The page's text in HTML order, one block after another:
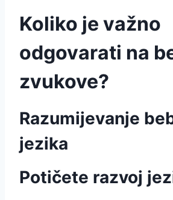
Koliko je važno
odgovarati na
zvukove?
Razumijevanje
jezika
Potičete razvoj